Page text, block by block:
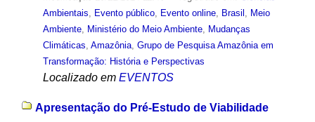
Ambientais, Evento público, Evento online, Brasil , Meio
Ambiente, Ministério do Meio Ambiente, Mudanças
Climáticas, Amazônia, Grupo de Pesquisa Amazônia em
Transformação: História e Perspectivas
Localizado em EVENTOS
Apresentação do Pré-Estudo de Viabilidade